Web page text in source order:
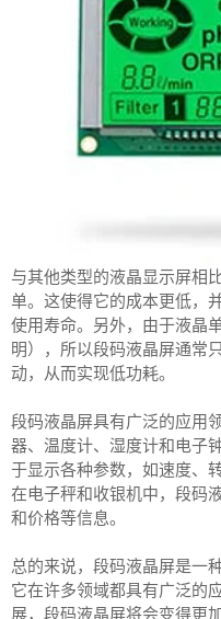
与其他类型的液晶显示屏相
单。这使得它的成本更低，
使用寿命。另外，由于液晶
明），所以段码液晶屏通常
动，从而实现低功耗。
段码液晶屏具有广泛的应用
器、温度计、湿度计和电子
于显示各种参数，如速度、
在电子秤和收银机中，段码
和价格等信息。
总的来说，段码液晶屏是一
它在许多领域都具有广泛的
展，段码液晶屏将会变得更